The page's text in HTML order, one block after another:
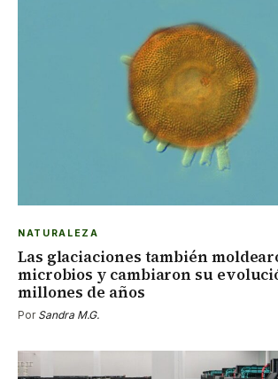
NATURALEZA
Las glaciaciones también
microbios y cambiaron su
millones de años
Por Sandra M.G.